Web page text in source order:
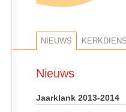
NIEUWS
Nieuws
Jaarklank 2013-2014